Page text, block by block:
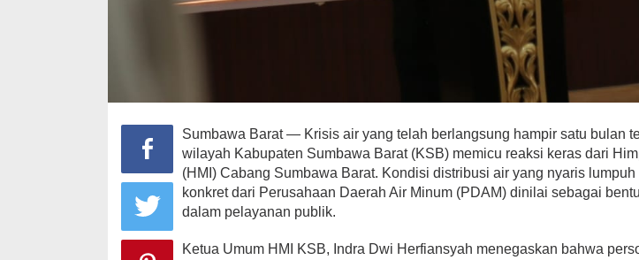
Sumbawa Barat — Krisis air yang telah berlangsung hampir satu bulan
wilayah Kabupaten Sumbawa Barat (KSB) memicu reaksi keras dari
(HMI) Cabang Sumbawa Barat. Kondisi distribusi air yang nyaris
konkret dari Perusahaan Daerah Air Minum (PDAM) dinilai sebagai
dalam pelayanan publik.
Ketua Umum HMI KSB, Indra Dwi Herfiansyah menegaskan bahwa